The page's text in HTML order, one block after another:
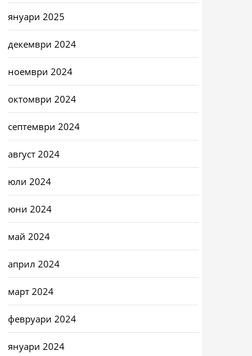
януари 2025
декември 2024
ноември 2024
октомври 2024
септември 2024
август 2024
юли 2024
юни 2024
май 2024
април 2024
март 2024
февруари 2024
януари 2024